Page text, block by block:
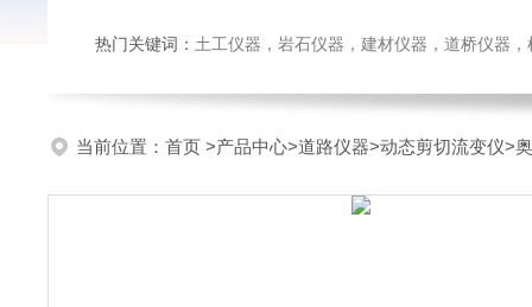
热门关键词： 土工仪器，岩石仪器，建材仪器，道桥仪器，检测
当前位置： 首页 >产品中心>道路仪器>动态剪切流变仪>